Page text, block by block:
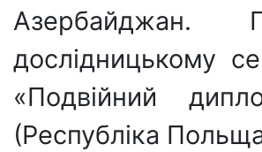
Азербайджан.
дослідницькому
«Подвійний
(Республіка